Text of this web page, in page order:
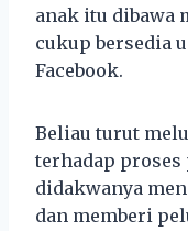
anak itu dibawa
cukup bersedia
Facebook.
Beliau turut
terhadap
didakwanya
dan memberi